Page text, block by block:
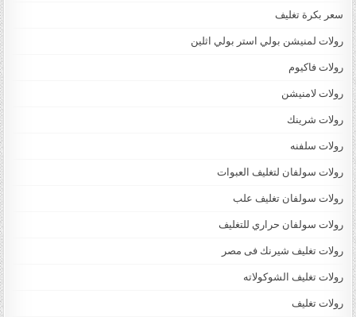
سعر بكرة تغليف
رولات لمنيشن بولي استر بولي اثلين
رولات فاكيوم
رولات لامنيشن
رولات شرينك
رولات سلفنه
رولات سولفان لتغليف العبوات
رولات سولفان تغليف علب
رولات سولفان حراري للتغليف
رولات تغليف شيرنك فى مصر
رولات تغليف الشوكولاته
رولات تغليف